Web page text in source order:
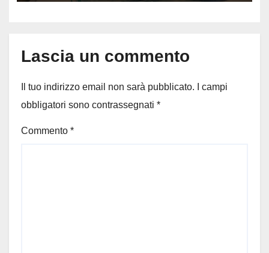
Lascia un commento
Il tuo indirizzo email non sarà pubblicato.
I campi
obbligatori sono contrassegnati *
Commento *